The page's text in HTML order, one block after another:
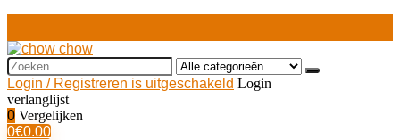
Search
for:
Login / Registreren is uitgeschakeld Login
verlanglijst
0 Vergelijken
0€0.00